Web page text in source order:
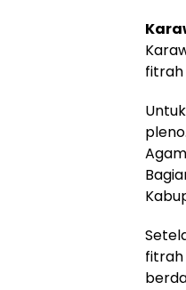
fitrah
fitrah